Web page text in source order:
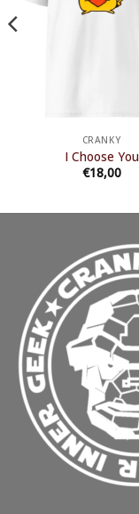
CRANKY
I Choose You
€18,00